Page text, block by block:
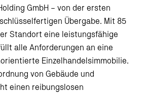
GmbH – von der ersten
Übergabe. Mit 85
Standort eine leistungsfähige
alle Anforderungen an eine
Einzelhandelsimmobilie.
von Gebäude und
einen reibungslosen